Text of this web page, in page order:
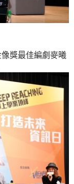
獎最佳編劇麥曦